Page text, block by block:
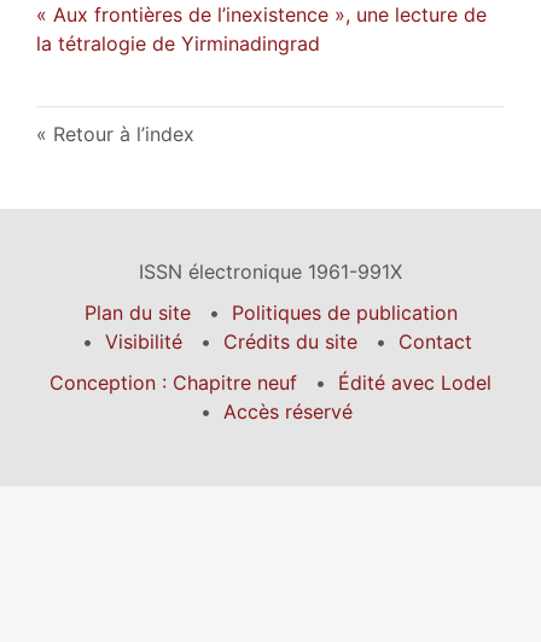
« Aux frontières de l’inexistence », une lecture de
la tétralogie de Yirminadingrad
Retour à l’index
ISSN électronique 1961-991X
Plan du site
Politiques de publication
Visibilité
Crédits du site
Contact
Conception : Chapitre neuf
Édité avec Lodel
Accès réservé